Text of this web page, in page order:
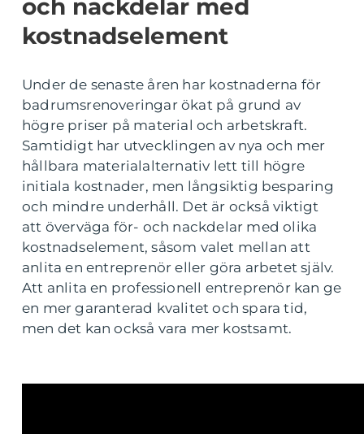
och nackdelar med
kostnadselement
Under de senaste åren har kostnaderna för
badrumsrenoveringar ökat på grund av
högre priser på material och arbetskraft.
Samtidigt har utvecklingen av nya och mer
hållbara materialalternativ lett till högre
initiala kostnader, men långsiktig besparing
och mindre underhåll. Det är också viktigt
att överväga för- och nackdelar med olika
kostnadselement, såsom valet mellan att
anlita en entreprenör eller göra arbetet själv.
Att anlita en professionell entreprenör kan ge
en mer garanterad kvalitet och spara tid,
men det kan också vara mer kostsamt.